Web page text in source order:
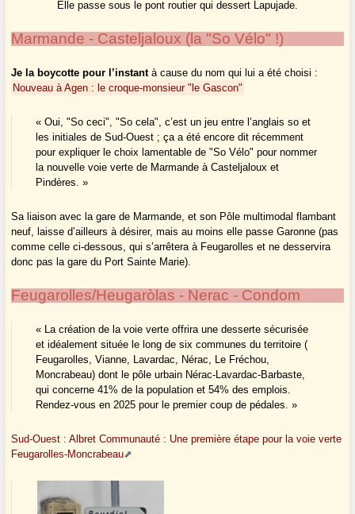
Elle passe sous le pont routier qui dessert Lapujade.
Marmande - Casteljaloux (la "So Vélo" !)
Je la boycotte pour l’instantà cause du nom qui lui a été choisi :
Nouveau à Agen : le croque-monsieur "le Gascon"
« Oui, "So ceci", "So cela", c’est un jeu entre l’anglais so et
les initiales de Sud-Ouest ; ça a été encore dit récemment
pour expliquer le choix lamentable de "So Vélo" pour nommer
la nouvelle voie verte de Marmande à Casteljaloux et
Pindères. »
Sa liaison avec la gare de Marmande, et son Pôle multimodal flambant
neuf, laisse d’ailleurs à désirer, mais au moins elle passe Garonne (pas
comme celle ci-dessous, qui s’arrêtera à Feugarolles et ne desservira
donc pas la gare du Port Sainte Marie).
Feugarolles/Heugaròlas - Nerac - Condom
« La création de la voie verte offrira une desserte sécurisée
et idéalement située le long de six communes du territoire (
Feugarolles, Vianne, Lavardac, Nérac, Le Fréchou,
Moncrabeau) dont le pôle urbain Nérac-Lavardac-Barbaste,
qui concerne 41% de la population et 54% des emplois.
Rendez-vous en 2025 pour le premier coup de pédales. »
Sud-Ouest : Albret Communauté : Une première étape pour la voie verte
Feugarolles-Moncrabeau